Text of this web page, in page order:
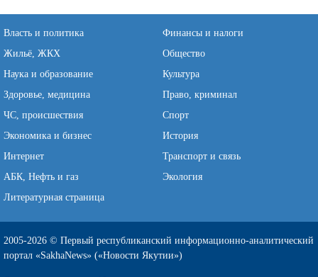
Власть и политика
Финансы и налоги
Жильё, ЖКХ
Общество
Наука и образование
Культура
Здоровье, медицина
Право, криминал
ЧС, происшествия
Спорт
Экономика и бизнес
История
Интернет
Транспорт и связь
АБК, Нефть и газ
Экология
Литературная страница
2005-2026 © Первый республиканский информационно-аналитический
портал «SakhaNews» («Новости Якутии»)